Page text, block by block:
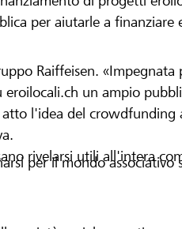
per aiutarle a finanziare
Raiffeisen. «Impegnata
un ampio
l'idea del crowdfunding
rivelarsi utili all'intera
per il mondo associativo